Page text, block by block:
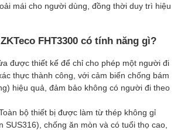
mái cho người dùng, đồng thời duy trì hiệu
FHT3300 có tính năng gì?
được thiết kế để chỉ cho phép một người đi
thực thành công, với cảm biến chống bám
hiệu quả, đảm bảo không có người đi theo
bộ thiết bị được làm từ thép không gỉ
SUS316), chống ăn mòn và có tuổi thọ cao,
1470*1444*2143mm
300kg
IP54